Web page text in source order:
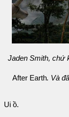
Jaden Smith, chứ
After Earth. Và
Ui ồ.